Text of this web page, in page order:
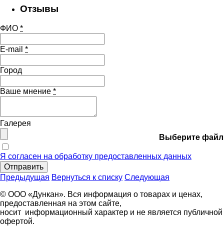
Отзывы
ФИО *
E-mail *
Город
Ваше мнение *
Галерея
Выберите файл
Я согласен на обработку предоставленных данных
Отправить
Предыдущая Вернуться к списку Следующая
© ООО «Дункан». Вся информация о товарах и ценах,
предоставленная на этом сайте,
носит информационный характер и не является публичной
офертой.